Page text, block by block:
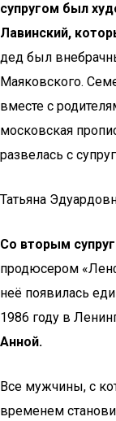
супругом был
Лавинский,
дед был
Маяковского.
вместе с
московская
развелась с
Татьяна
Со вторым
продюсером
неё появилась
1986 году в
Анной.
Все мужчины, с
временем